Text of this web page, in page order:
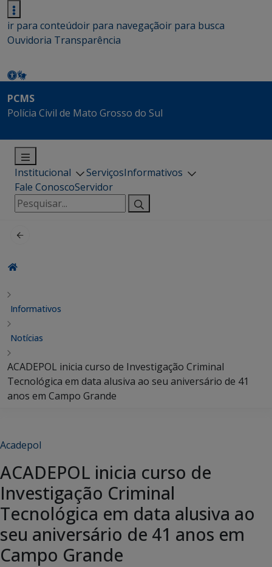
ir para conteúdoir para navegaçãoir para busca
Ouvidoria Transparência
PCMS
Polícia Civil de Mato Grosso do Sul
Institucional ServiçosInformativos
Fale ConoscoServidor
Pesquisar
por:
Informativos
Notícias
ACADEPOL inicia curso de Investigação Criminal
Tecnológica em data alusiva ao seu aniversário de 41
anos em Campo Grande
Acadepol
ACADEPOL inicia curso de
Investigação Criminal
Tecnológica em data alusiva ao
seu aniversário de 41 anos em
Campo Grande